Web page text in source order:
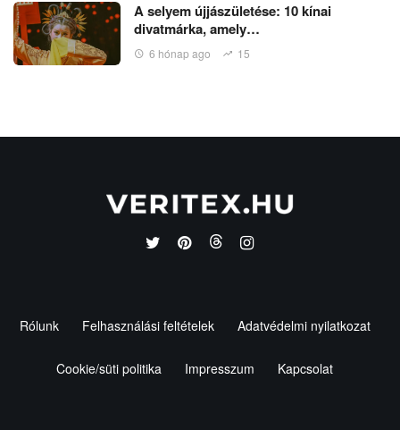
A selyem újjászületése: 10 kínai
divatmárka, amely…
6 hónap ago 15
Rólunk Felhasználási feltételek Adatvédelmi nyilatkozat
Cookie/süti politika Impresszum Kapcsolat